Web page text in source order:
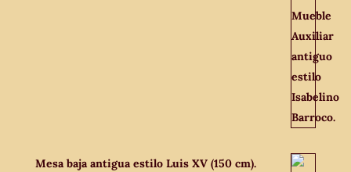
Mesa baja antigua estilo Luis XV (150 cm).